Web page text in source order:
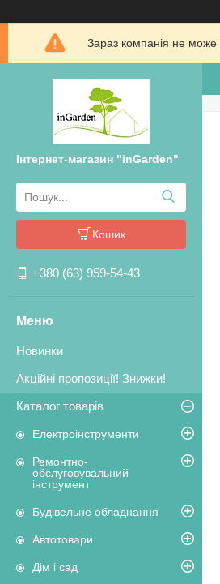
Зараз компанія не може
Інтернет-магазин "inGarden"
Кошик
+380 (63) 959-54-43
Новинки
Акційні пропозиції! Знижки!
Каталог товарів
Електроінструменти
Ремонтно-
обслуговувальний
інструмент
Будівельне обладнання
Автотовари
Дім і сад